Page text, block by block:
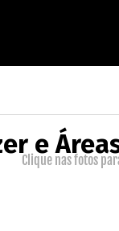
e
Clique nas fotos